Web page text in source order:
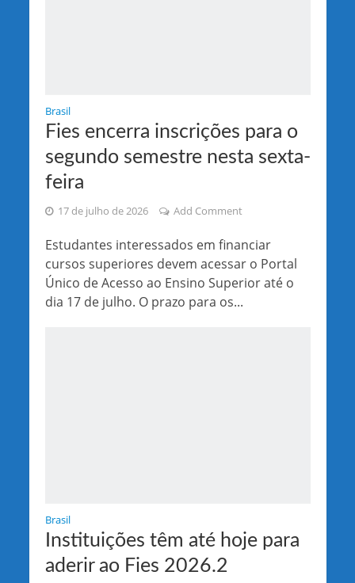
Brasil
Fies encerra inscrições para o
segundo semestre nesta sexta-
feira
17 de julho de 2026 Add Comment
Estudantes interessados em financiar
cursos superiores devem acessar o Portal
Único de Acesso ao Ensino Superior até o
dia 17 de julho. O prazo para os...
Brasil
Instituições têm até hoje para
aderir ao Fies 2026.2